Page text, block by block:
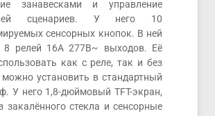
занавесками и управление
сценариев. У него 10
сенсорных кнопок. В ней
8 релей 16А 277В~ выходов. Её
как с реле, так и без
можно установить в стандартный
У него 1,8-дюймовый TFT-экран,
закалённого стекла и сенсорные